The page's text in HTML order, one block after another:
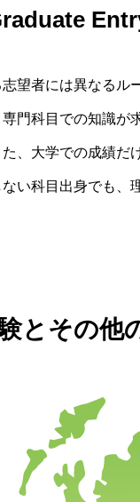
望者には異なるル
門科目での知識が
、大学での成績だ
い科目出身でも、
とその他